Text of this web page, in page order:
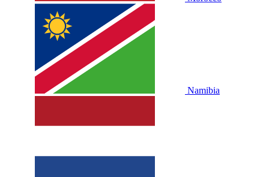
Namibia